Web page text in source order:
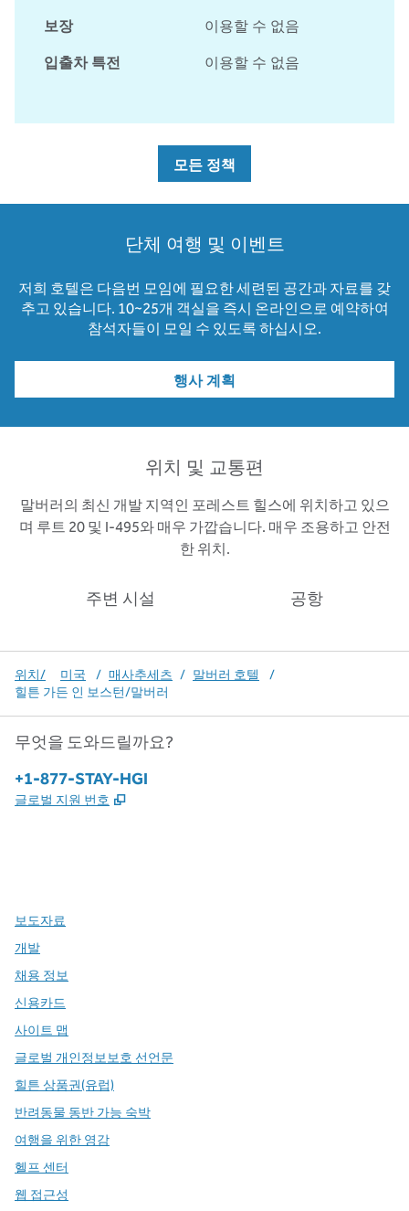
보장
이용할 수 없음
입출차 특전
이용할 수 없음
모든 정책
단체 여행 및 이벤트
저희 호텔은 다음번 모임에 필요한 세련된 공간과 자료를 갖
추고 있습니다. 10~25개 객실을 즉시 온라인으로 예약하여
참석자들이 모일 수 있도록 하십시오.
행사 계획
위치 및 교통편
말버러의 최신 개발 지역인 포레스트 힐스에 위치하고 있으
며 루트 20 및 I-495와 매우 가깝습니다. 매우 조용하고 안전
한 위치.
주변 시설 공항
위치/ 미국 / 매사추세츠 / 말버러 호텔
/
힐튼 가든 인 보스턴/말버러
무엇을 도와드릴까요?
전화:
+1-877-STAY-HGI
글로벌 지원 번호 ,
보도자료
개발
채용 정보
신용카드
사이트 맵
글로벌 개인정보보호 선언문
힐튼 상품권(유럽)
반려동물 동반 가능 숙박
여행을 위한 영감
헬프 센터
웹 접근성